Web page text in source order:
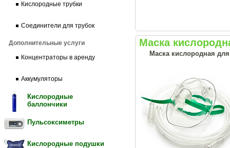
Кислородные трубки
Соединители для трубок
Дополнительные услуги
Концентраторы в аренду
Аккумуляторы
Кислородные
баллончики
Пульсоксиметры
Кислородные подушки
Маска
Маска кислородная для